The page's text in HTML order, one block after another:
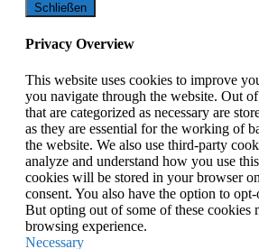
Schließen
Privacy Overview
This website uses cookies to improve
you navigate through the website. Out
that are categorized as necessary are
as they are essential for the working of
the website. We also use third-party
analyze and understand how you use
cookies will be stored in your browser
consent. You also have the option to
But opting out of some of these cookies
browsing experience.
Necessary